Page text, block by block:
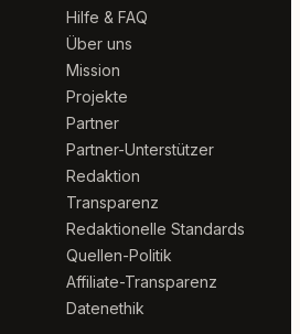
Hilfe & FAQ
Über uns
Mission
Projekte
Partner
Partner-Unterstützer
Redaktion
Transparenz
Redaktionelle Standards
Quellen-Politik
Affiliate-Transparenz
Datenethik